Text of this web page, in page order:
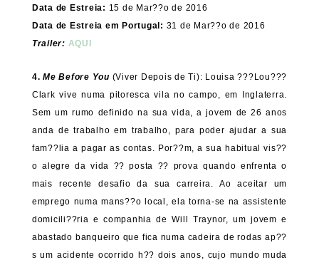
Data de Estreia: 15 de Mar??o de 2016
Data de Estreia em Portugal: 31 de Mar??o de 2016
Trailer: AQUI
4. Me Before You (Viver Depois de Ti): Louisa ???Lou???
Clark vive numa pitoresca vila no campo, em Inglaterra.
Sem um rumo definido na sua vida, a jovem de 26 anos
anda de trabalho em trabalho, para poder ajudar a sua
fam??lia a pagar as contas. Por??m, a sua habitual vis??
o alegre da vida ?? posta ?? prova quando enfrenta o
mais recente desafio da sua carreira. Ao aceitar um
emprego numa mans??o local, ela torna-se na assistente
domicili??ria e companhia de Will Traynor, um jovem e
abastado banqueiro que fica numa cadeira de rodas ap??
s um acidente ocorrido h?? dois anos, cujo mundo muda